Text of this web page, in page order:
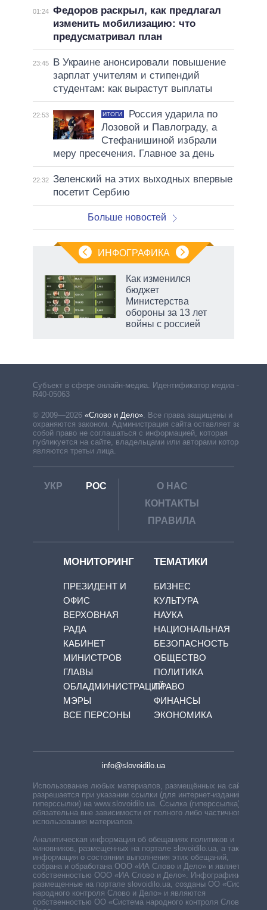
01:24 Федоров раскрыл, как предлагал
изменить мобилизацию: что
предусматривал план
23:45
В Украине анонсировали повышение
зарплат учителям и стипендий
студентам: как вырастут выплаты
22:53 ИТОГИ
Россия ударила по
Лозовой и Павлограду, а
Стефанишиной избрали
меру пресечения. Главное за день
22:32 Зеленский на этих выходных впервые
посетит Сербию
Больше новостей
ИНФОГРАФИКА
Как изменился
бюджет
Министерства
обороны за 13 лет
войны с россией
Субъект в сфере онлайн-медиа. Идентификатор медиа –
R40-05063
© 2009—2026 «Слово и Дело» Все права защищены и
охраняются законом. Администрация сайта оставляет за
собой право не соглашаться с информацией, которая
публикуется на сайте, владельцами или авторами которой
являются третьи лица.
УКР РОС
О НАС
КОНТАКТЫ
ПРАВИЛА
МОНИТОРИНГ
ПРЕЗИДЕНТ И
ОФИС
ВЕРХОВНАЯ
РАДА
КАБИНЕТ
МИНИСТРОВ
ГЛАВЫ
ОБЛАДМИНИСТРАЦИЙ
МЭРЫ
ВСЕ ПЕРСОНЫ
ТЕМАТИКИ
БИЗНЕС
КУЛЬТУРА
НАУКА
НАЦИОНАЛЬНАЯ
БЕЗОПАСНОСТЬ
ОБЩЕСТВО
ПОЛИТИКА
ПРАВО
ФИНАНСЫ
ЭКОНОМИКА
info@slovoidilo.ua
Использование любых материалов, размещённых на сайте,
разрешается при указании ссылки (для интернет-изданий —
гиперссылки) на www.slovoidilo.ua. Ссылка (гиперссылка)
обязательна вне зависимости от полного либо частичного
использования материалов.
Аналитическая информация об обещаниях политиков и
чиновников, размещенных на портале slovoidilo.ua, а также
информация о состоянии выполнения этих обещаний,
собрана и обработана ООО «ИА Слово и Дело» и является
собственностью ООО «ИА Слово и Дело». Инфографики,
размещенные на портале slovoidilo.ua, созданы ОО «Система
народного контроля Слово и Дело» и являются
собственностью ОО «Система народного контроля Слово и